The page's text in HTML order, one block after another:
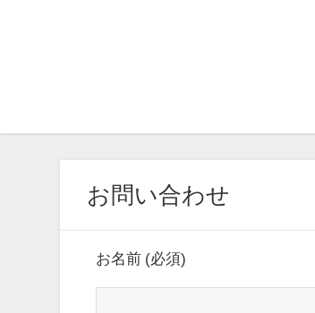
お問い合わせ
お名前 (必須)